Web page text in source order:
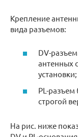
Крепление
вида разъемов:
DV-
антенных
установки;
PL-
строгой
На рис. ниже